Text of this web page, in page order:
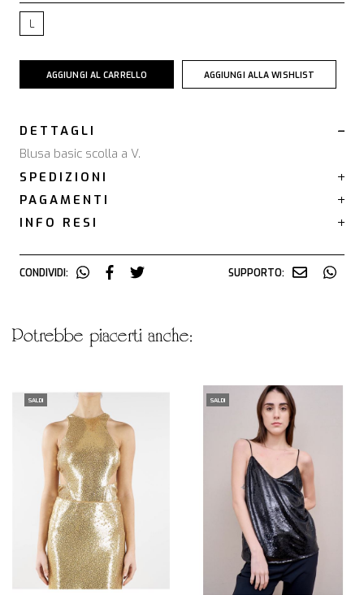
L
AGGIUNGI AL CARRELLO AGGIUNGI ALLA WISHLIST
DETTAGLI
Blusa basic scolla a V.
SPEDIZIONI
PAGAMENTI
INFO RESI
CONDIVIDI: SUPPORTO:
potrebbe piacerti anche:
SALDI SALDI